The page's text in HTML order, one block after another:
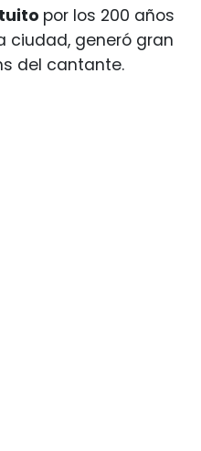
por los 200 años
ciudad, generó gran
del cantante.